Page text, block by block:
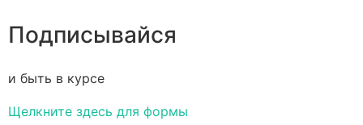
Подписывайся
и быть в курсе
Щелкните здесь для формы